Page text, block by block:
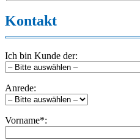
Kontakt
Ich bin Kunde der:
Anrede:
Vorname*: